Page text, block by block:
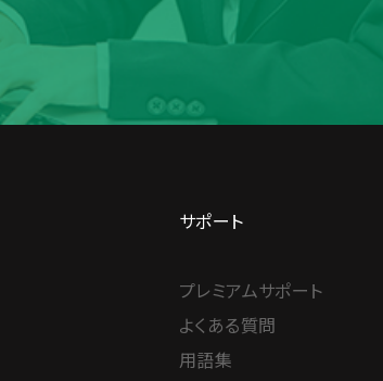
サポート
プレミアムサポート
よくある質問
用語集